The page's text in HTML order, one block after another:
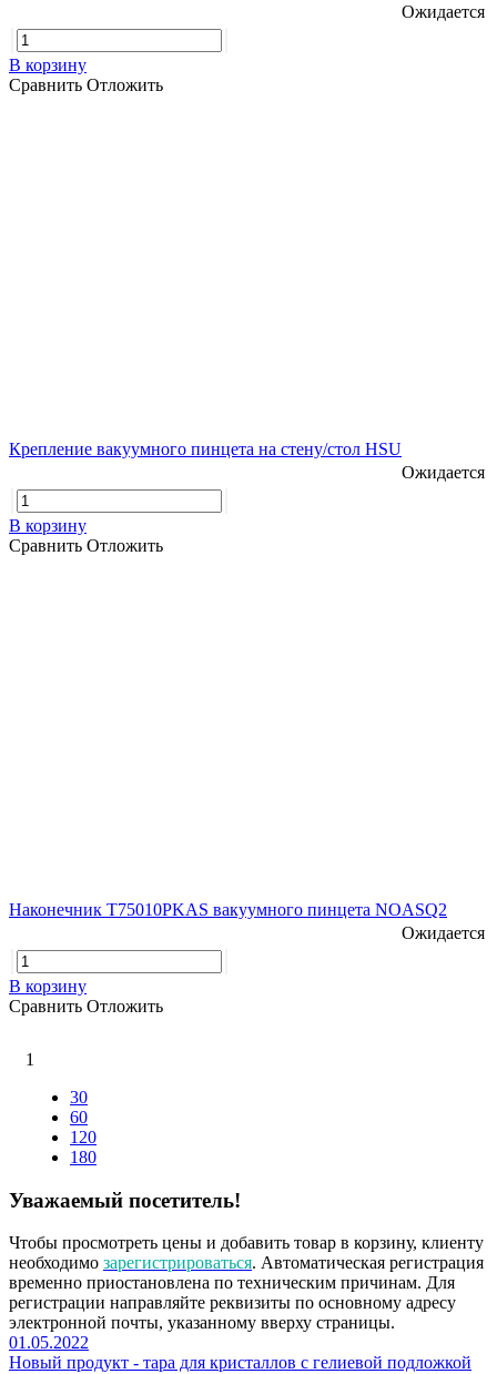
Ожидается
В корзину
Сравнить Отложить
Крепление вакуумного пинцета на стену/стол HSU
Ожидается
В корзину
Сравнить Отложить
Наконечник T75010PKAS вакуумного пинцета NOASQ2
Ожидается
В корзину
Сравнить Отложить
1
30
60
120
180
Уважаемый посетитель!
Чтобы просмотреть цены и добавить товар в корзину, клиенту
необходимо зарегистрироваться. Автоматическая регистрация
временно приостановлена по техническим причинам. Для
регистрации направляйте реквизиты по основному адресу
электронной почты, указанному вверху страницы.
01.05.2022
Новый продукт - тара для кристаллов с гелиевой подложкой